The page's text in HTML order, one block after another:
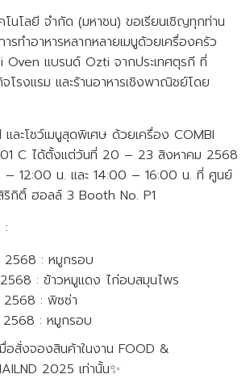
Calvatistthai
Contact our IR
โลยี จำกัด (มหาชน) ขอเรียนเชิญทุกท่าน
รทำอาหารหลากหลายเมนูด้วยเครื่องครัว
แบรนด์ Ozti จากประเทศตุรกี ที่
โรงแรม และร้านอาหารเชิงพาณิชย์โดย
ะโชว์เมนูสุดพิเศษ ด้วยเครื่อง COMBI
C ได้ตั้งแต่วันที่ 20 – 23 สิงหาคม 2568
– 12:00 น. และ 14:00 – 16:00 น. ที่ ศูนย์
ริกิติ์ ฮอลล์ 3 Booth No. P1
:
: หมูกรอบ
: ข้าวหมูแดง ไก่อบสมุนไพร
: พิซซ่า
: หมูกรอบ
อสั่งจองสินค้าในงาน FOOD &
2025 เท่านั้น✨